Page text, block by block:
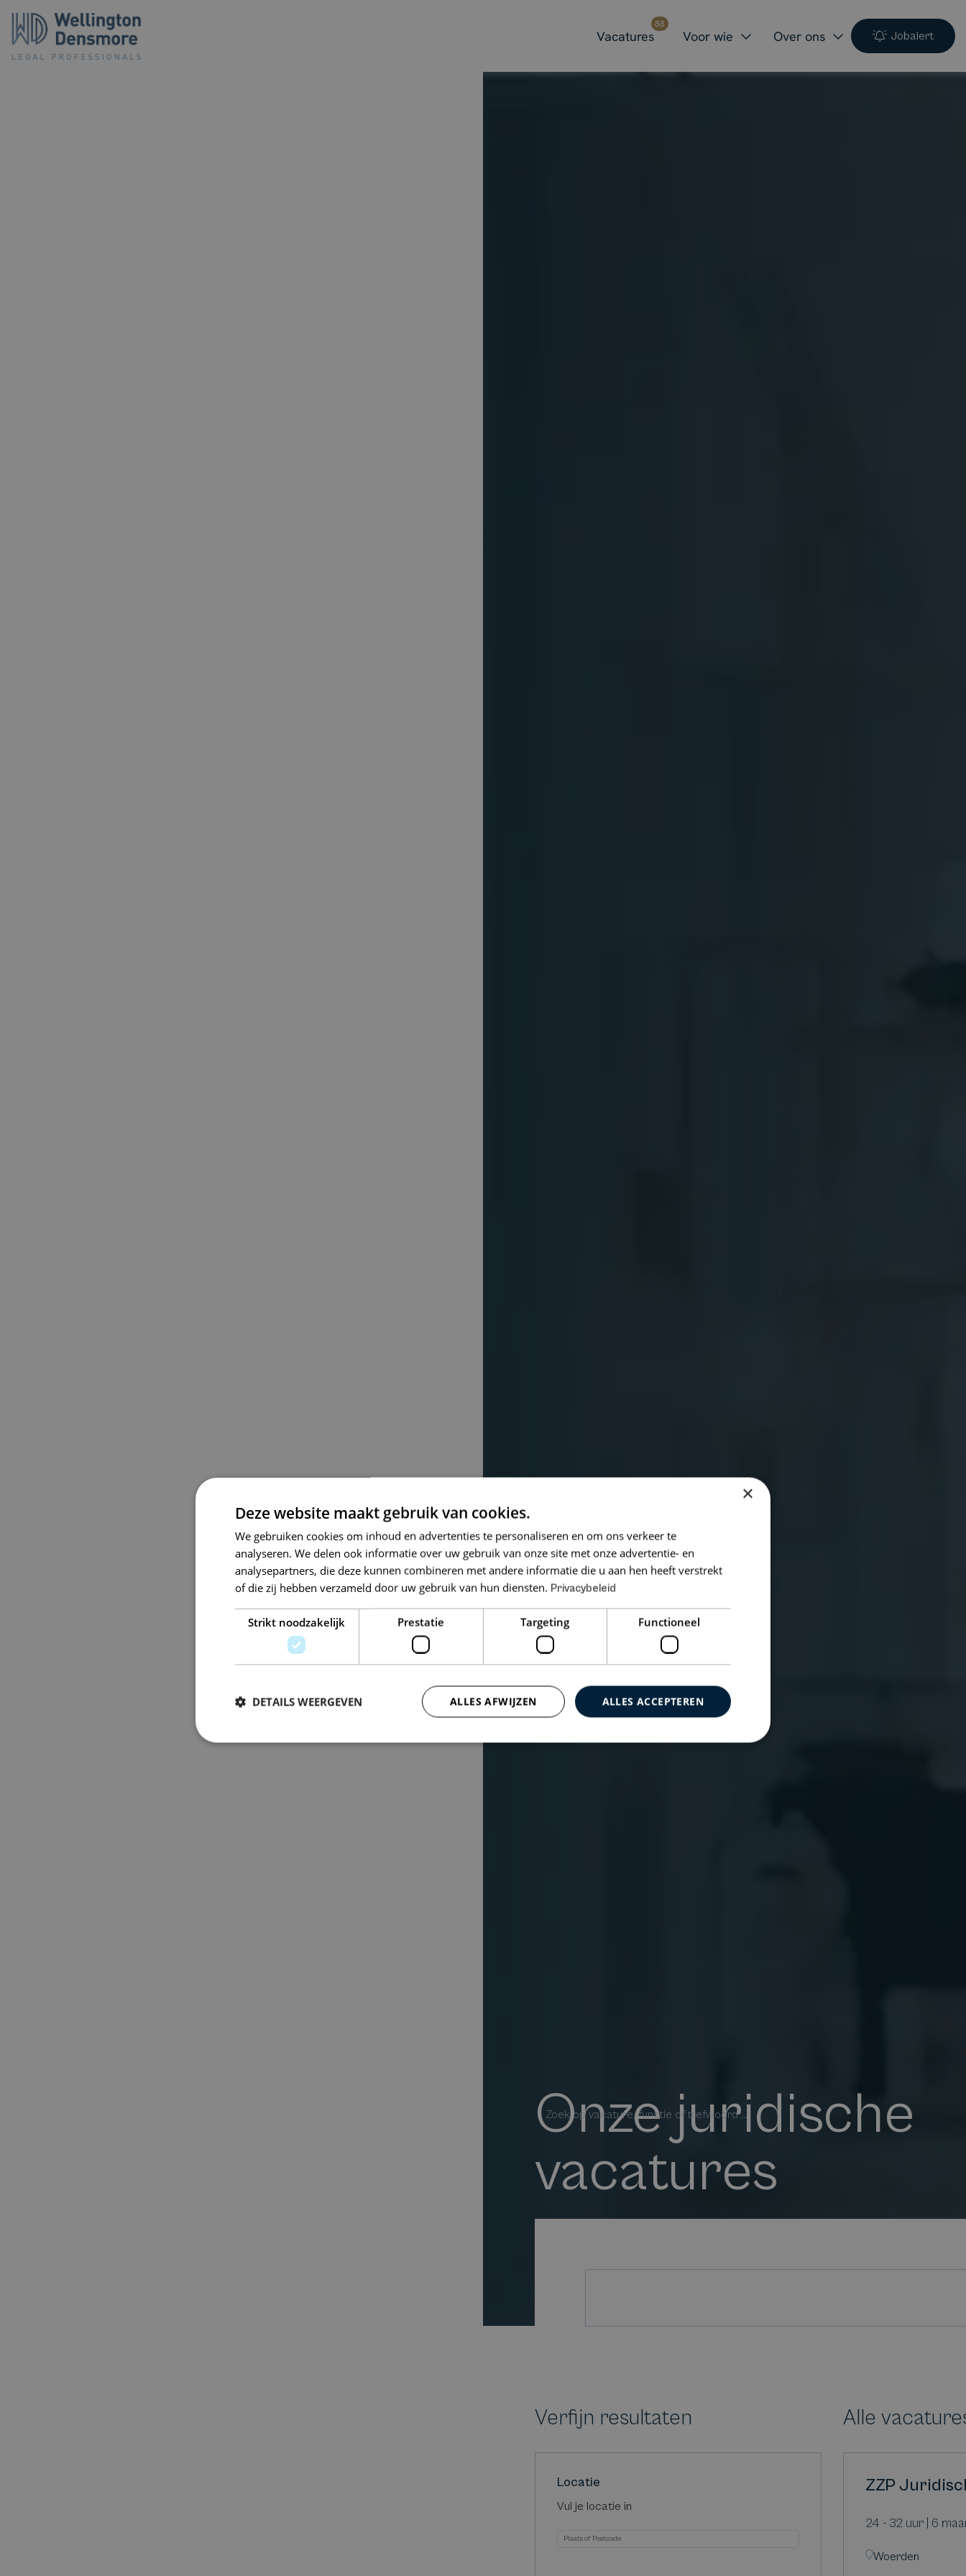
Vacatures
88
Voor wie Over ons Jobalert
Onze juridische
vacatures
Zoek op vacature, functie of trefwoord ...
Verfijn resultaten
Locatie
Vul je locatie in
Alle
ZZP
24 - 32 uur | 6
Woerden
×
Deze website maakt gebruik van cookies.
We gebruiken cookies om inhoud en advertenties te personaliseren en om ons verkeer te
analyseren. We delen ook informatie over uw gebruik van onze site met onze advertentie- en
analysepartners, die deze kunnen combineren met andere informatie die u aan hen heeft verstrekt
of die zij hebben verzameld door uw gebruik van hun diensten. Privacybeleid
Strikt noodzakelijk Prestatie Targeting Functioneel
ALLES ACCEPTEREN
ALLES AFWIJZEN
DETAILS WEERGEVEN